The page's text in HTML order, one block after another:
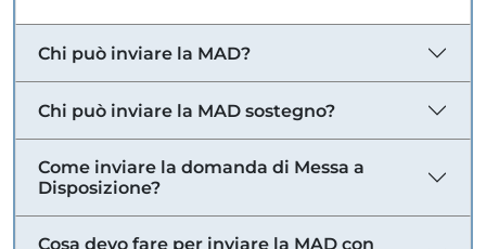
Chi può inviare la MAD?
Chi può inviare la MAD sostegno?
Come inviare la domanda di Messa a
Disposizione?
Cosa devo fare per inviare la MAD con